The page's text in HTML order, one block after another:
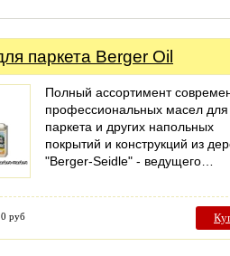
паркета Berger Oil
Полный ассортимент
профессиональных масел для
паркета и других напольных
покрытий и конструкций из
"Berger-Seidle" - ведущего…
руб